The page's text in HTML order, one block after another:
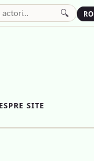
SITE
🔍 RO